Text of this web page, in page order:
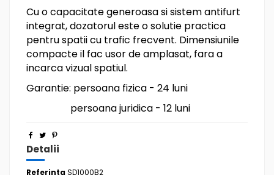
Cu o capacitate generoasa si sistem antifurt
integrat, dozatorul este o solutie practica
pentru spatii cu trafic frecvent. Dimensiunile
compacte il fac usor de amplasat, fara a
incarca vizual spatiul.
Garantie: persoana fizica - 24 luni
persoana juridica - 12 luni
Detalii
ReferintaSD1000B2